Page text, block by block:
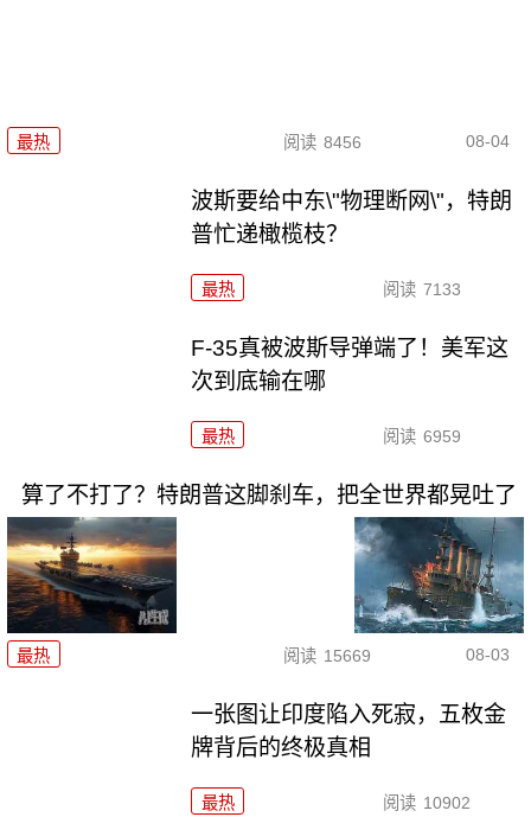
最热 阅读 8456 08-04
波斯要给中东\"物理断网\"，特朗
普忙递橄榄枝？
最热 阅读 7133
F-35真被波斯导弹端了！美军这
次到底输在哪
最热 阅读 6959
算了不打了？特朗普这脚刹车，把全世界都晃吐了
最热 阅读 15669 08-03
一张图让印度陷入死寂，五枚金
牌背后的终极真相
最热 阅读 10902